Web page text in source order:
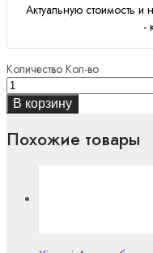
Актуальную стоимость и
-
Количество Кол-во
В корзину
Похожие товары